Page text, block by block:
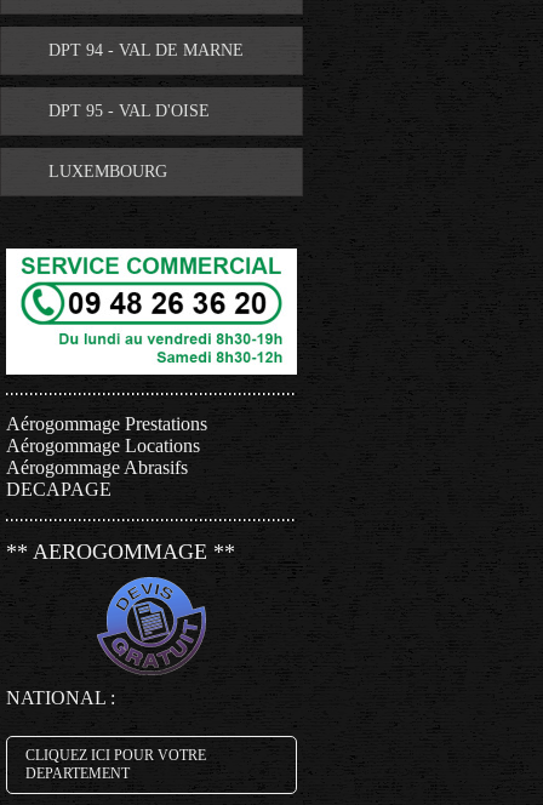
DPT 94 - VAL DE MARNE
DPT 95 - VAL D'OISE
LUXEMBOURG
Aérogommage Prestations
Aérogommage Locations
Aérogommage Abrasifs
DECAPAGE
** AEROGOMMAGE **
NATIONAL :
CLIQUEZ ICI POUR VOTRE
DEPARTEMENT